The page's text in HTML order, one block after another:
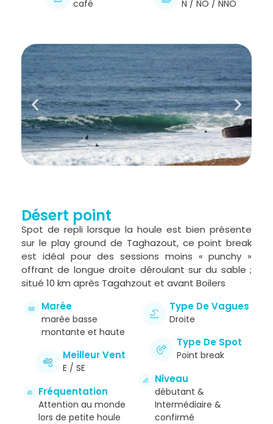
café N / NO / NNO
Désert point
Spot de repli lorsque la houle est bien présente
sur le play ground de Taghazout, ce point break
est idéal pour des sessions moins « punchy »
offrant de longue droite déroulant sur du sable ;
situé 10 km après Tagahzout et avant Boilers
Marée
marée basse
montante et haute
Meilleur Vent
E / SE
Fréquentation
Attention au monde
lors de petite houle
Type De Vagues
Droite
Type De Spot
Point break
Niveau
débutant &
Intermédiaire &
confirmé